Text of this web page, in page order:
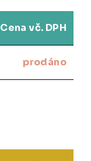
Cena vč. DPH
prodáno